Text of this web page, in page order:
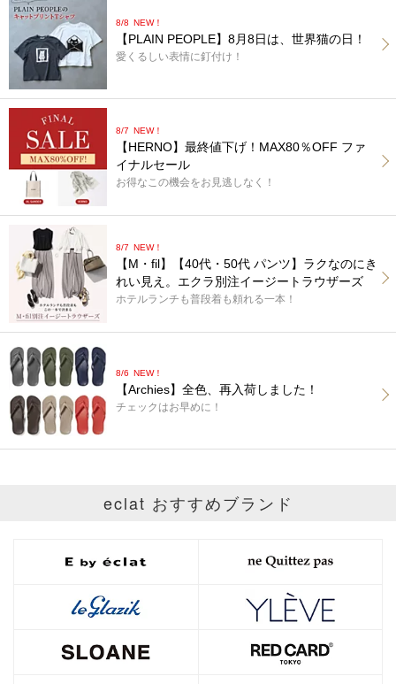
8/8 NEW！
【PLAIN PEOPLE】8月8日は、世界猫の日！
愛くるしい表情に釘付け！
8/7 NEW！
【HERNO】最終値下げ！MAX80％OFF ファ
イナルセール
お得なこの機会をお見逃しなく！
8/7 NEW！
【M・fil】【40代・50代 パンツ】ラクなのにき
れい見え。エクラ別注イージートラウザーズ
ホテルランチも普段着も頼れる一本！
8/6 NEW！
【Archies】全色、再入荷しました！
チェックはお早めに！
eclat おすすめブランド